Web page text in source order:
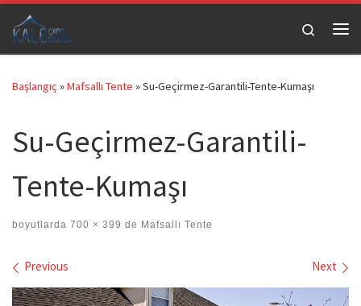
Skip to content
Search
Başlangıç»Mafsallı Tente »Su-Geçirmez-Garantili-Tente-Kumaşı
Su-Geçirmez-Garantili-
Tente-Kumaşı
boyutlarda 700 × 399 de Mafsallı Tente
Images navigation
Previous Next